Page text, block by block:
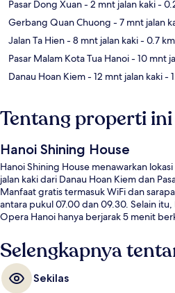
Pasar Dong Xuan- 2 mnt jalan kaki-
Gerbang Quan Chuong - 7 mnt jalan
Jalan Ta Hien- 8 mnt jalan kaki- 0.7 km
Pasar Malam Kota Tua Hanoi- 10 mnt
Danau Hoan Kiem- 12 mnt jalan kaki-
Tentang properti ini
Hanoi Shining House
Hanoi Shining House menawarkan
jalan kaki dari Danau Hoan Kiem dan
Manfaat gratis termasuk WiFi dan
antara pukul 07.00 dan 09.30. Selain
Opera Hanoi hanya berjarak 5 menit
Selengkapnya
Sekilas